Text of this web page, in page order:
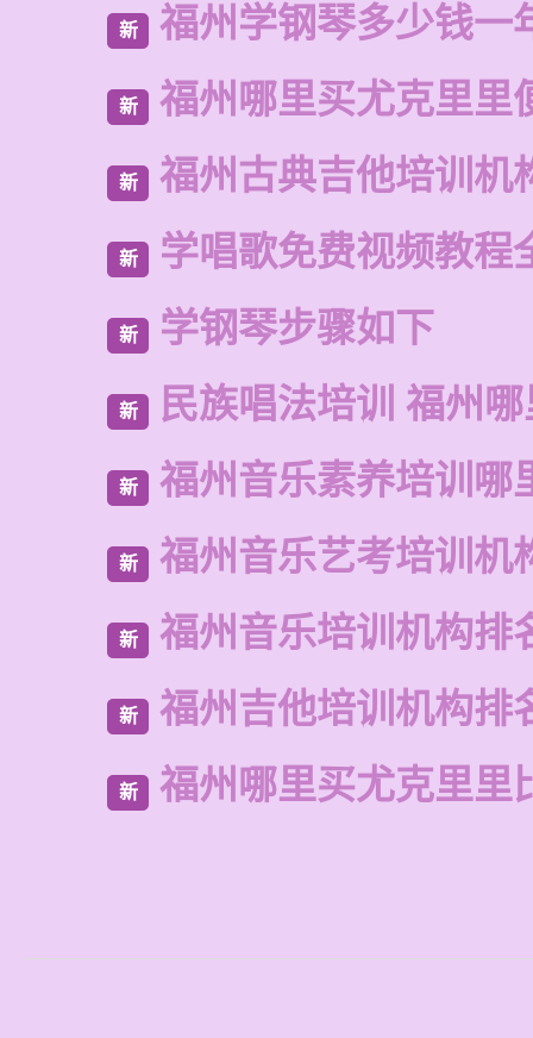
新 福州学钢琴多少钱一
新 福州哪里买尤克里里
新 福州古典吉他培训机
新 学唱歌免费视频教程
新 学钢琴步骤如下
新 民族唱法培训 福州
新 福州音乐素养培训哪
新 福州音乐艺考培训机
新 福州音乐培训机构排
新 福州吉他培训机构排
新 福州哪里买尤克里里